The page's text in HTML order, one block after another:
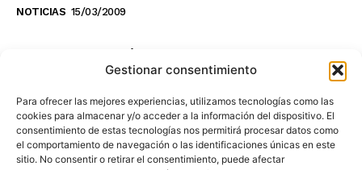
Gestionar consentimiento
Para ofrecer las mejores experiencias, utilizamos tecnologías como las
cookies para almacenar y/o acceder a la información del dispositivo. El
consentimiento de estas tecnologías nos permitirá procesar datos como
el comportamiento de navegación o las identificaciones únicas en este
sitio. No consentir o retirar el consentimiento, puede afectar
NOTICIAS 15/03/2009
NO TE PIERDAS LO ÚLTIMO DEL CANAL
Haz clic en «Estoy de acuerdo» para
activar Youtube